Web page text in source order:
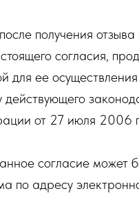
получения
согласия,
для ее
действующего
от 27 июля
согласие может
по адресу